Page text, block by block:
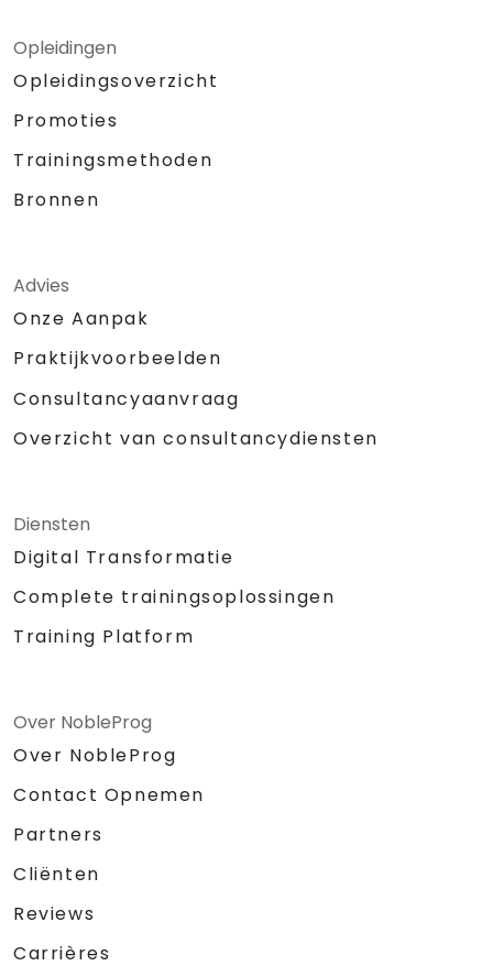
Opleidingen
Opleidingsoverzicht
Promoties
Trainingsmethoden
Bronnen
Advies
Onze Aanpak
Praktijkvoorbeelden
Consultancyaanvraag
Overzicht van consultancydiensten
Diensten
Digital Transformatie
Complete trainingsoplossingen
Training Platform
Over NobleProg
Over NobleProg
Contact Opnemen
Partners
Cliënten
Reviews
Carrières